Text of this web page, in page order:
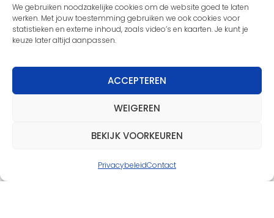
We gebruiken noodzakelijke cookies om de website goed te laten
werken. Met jouw toestemming gebruiken we ook cookies voor
statistieken en externe inhoud, zoals video’s en kaarten. Je kunt je
keuze later altijd aanpassen.
ACCEPTEREN
WEIGEREN
BEKIJK VOORKEUREN
PrivacybeleidContact